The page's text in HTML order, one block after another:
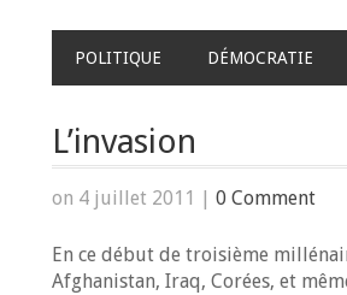
POLITIQUE DÉMOCRATIE
L’invasion
on 4 juillet 2011 | 0 Comment
En ce début de troisième
Afghanistan, Iraq, Corées, et